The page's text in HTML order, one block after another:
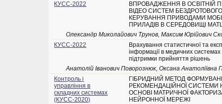
КУСС-2022
ВПРОВАДЖЕННЯ В ОСВІТНІЙ
ВІДЕО СИСТЕМ
КЕРУВАННЯ ПРИВОДАМИ
ПРИЛАДІВ В СЕРЕДОВИЩІ
Олександр Миколайович Трунов, Максим Юрійович
КУСС-2022
Врахування статистичної та
інформації в медичних системах
підтримки прийняття рішень
Анатолій Іванович Поворознюк, Оксана Анатоліївна
Контроль і
управління в
складних системах
(КУСС-2020)
ГІБРИДНИЙ МЕТОД
РЕКОМЕНДАЦІЙНОЇ СИСТЕМИ
ОСНОВІ МАТРИЧНОЇ
НЕЙРОННОЇ МЕРЕЖІ